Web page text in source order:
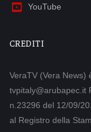
YouTube
CREDITI
VeraTV (Vera News)
tvpitaly@arubapec.it
n.23296 del 12/09/
al Registro della